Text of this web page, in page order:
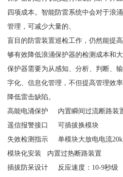
四项成本。智能防雷系统中会对于浪
管理，可减少大量的、
盲目的防雷装置巡检工作，仍然能提
够有效降低浪涌保护器的检测成本和
保护器需要为从感知、分析、判断、
字化、信息化管理，不但提高管理效
降低雷击缺陷。
高能电涌保护
内置瞬间过流断路装
遥信报警接口
可插拔换模块
失效检测指示
单模块大放电电流
模块化安装
内置过热断路装置
插拔防呆设计
反应速度： 10-9秒级